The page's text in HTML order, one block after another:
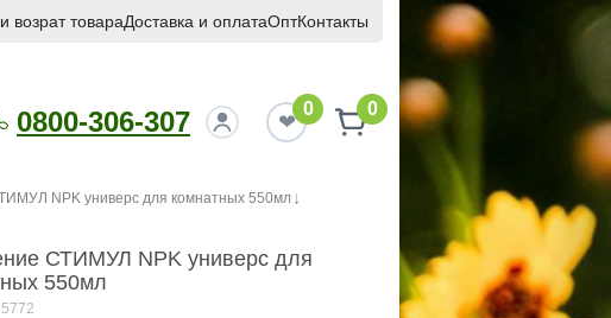
возрат товараДоставка и оплатаОптКонтакты
0800-306-307 0 0
NPK универс для комнатных 550мл
СТИМУЛ NPK универс для
550мл